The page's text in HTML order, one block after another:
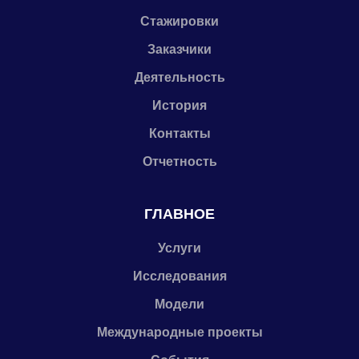
Стажировки
Заказчики
Деятельность
История
Контакты
Отчетность
ГЛАВНОЕ
Услуги
Исследования
Модели
Международные проекты